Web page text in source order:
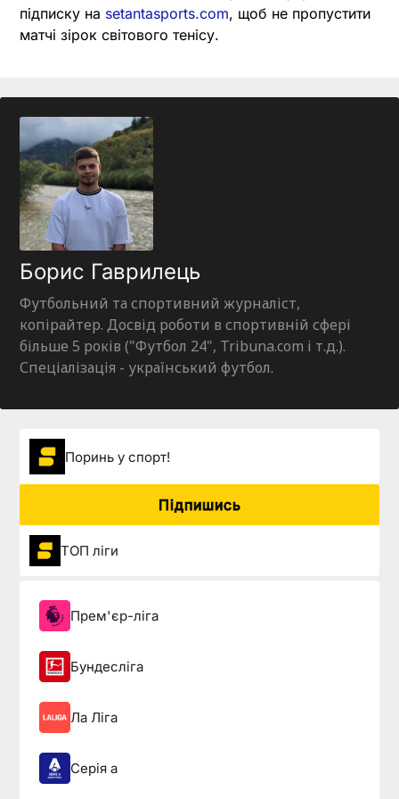
підписку на setantasports.com, щоб не пропустити
матчі зірок світового тенісу.
Борис Гаврилець
Футбольний та спортивний журналіст,
копірайтер. Досвід роботи в спортивній сфері
більше 5 років ("Футбол 24", Tribuna.com і т.д.).
Спеціалізація - український футбол.
Поринь у спорт!
Підпишись
ТОП ліги
Прем'єр-ліга
Бундесліга
Ла Ліга
Серія а